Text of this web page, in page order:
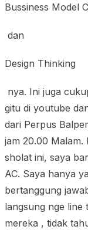
Bussiness Model
dan
Design Thinking
nya. Ini juga
gitu di youtube
dari Perpus
jam 20.00 Malam.
sholat ini, saya
AC. Saya hanya
bertanggung
langsung nge line
mereka , tidak